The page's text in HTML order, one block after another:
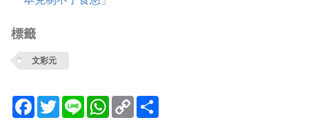
標籤
文彩元
Facebook
TwitterLine WhatsApp
Copy
Link